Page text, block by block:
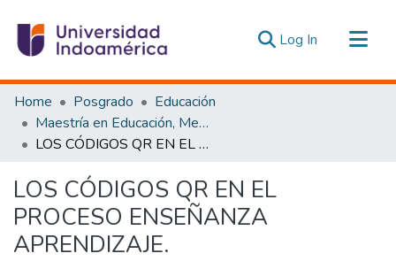
Log In (current)
Communities & Collections
All of DSpace
Statistics
Estadísticas Externas
Home Posgrado
Educación
Maestría en Educación, Mención Innovación y Liderazgo Educativo
LOS CÓDIGOS QR EN EL PROCESO ENSEÑANZA APRENDIZAJE.
LOS CÓDIGOS QR EN EL
PROCESO ENSEÑANZA
APRENDIZAJE.